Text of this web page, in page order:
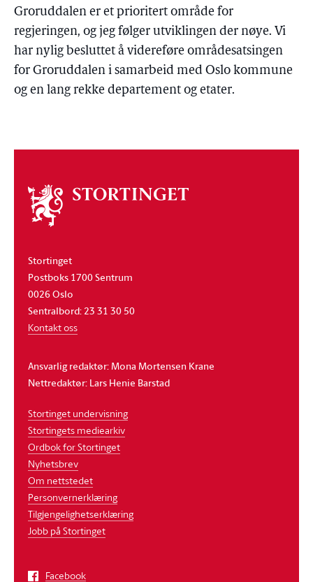
Groruddalen er et prioritert område for
regjeringen, og jeg følger utviklingen der nøye. Vi
har nylig besluttet å videreføre områdesatsingen
for Groruddalen i samarbeid med Oslo kommune
og en lang rekke departement og etater.
Om
stortinget
Stortinget
Postboks 1700 Sentrum
0026 Oslo
Sentralbord: 23 31 30 50
Kontakt oss
Ansvarlig redaktør: Mona Mortensen Krane
Nettredaktør: Lars Henie Barstad
Stortinget undervisning
Stortingets mediearkiv
Ordbok for Stortinget
Nyhetsbrev
Om nettstedet
Personvernerklæring
Tilgjengelighetserklæring
Jobb på Stortinget
Facebook